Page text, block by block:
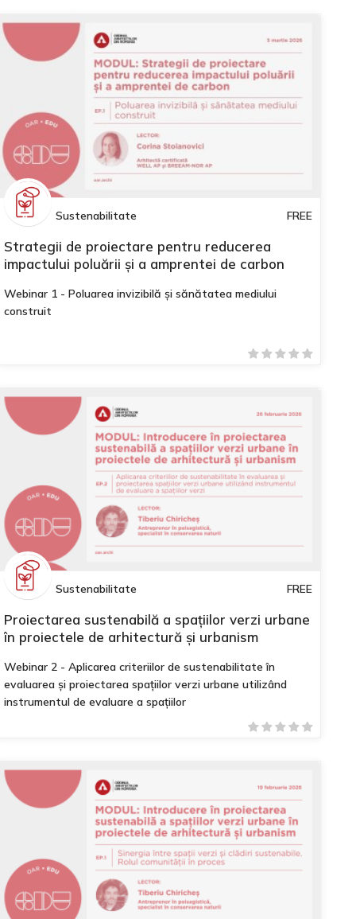
Sustenabilitate FREE
Strategii de proiectare pentru reducerea
impactului poluării și a amprentei de carbon
Webinar 1 - Poluarea invizibilă și sănătatea mediului
construit
Sustenabilitate FREE
Proiectarea sustenabilă a spațiilor verzi urbane
în proiectele de arhitectură și urbanism
Webinar 2 - Aplicarea criteriilor de sustenabilitate în
evaluarea și proiectarea spațiilor verzi urbane utilizând
instrumentul de evaluare a spațiilor